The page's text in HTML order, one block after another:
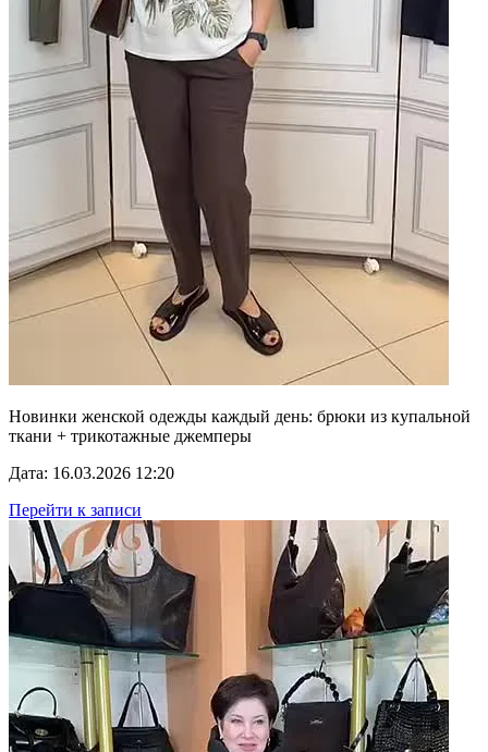
Новинки женской одежды каждый день: брюки из купальной
ткани + трикотажные джемперы
Дата: 16.03.2026 12:20
Перейти к записи